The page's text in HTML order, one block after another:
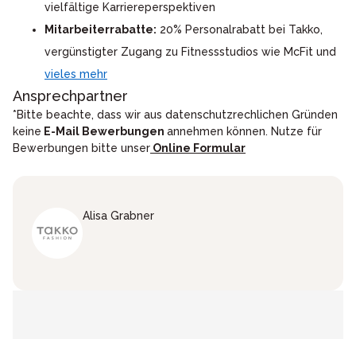
vielfältige Karriereperspektiven
Mitarbeiterrabatte: 20% Personalrabatt bei Takko,
vergünstigter Zugang zu Fitnessstudios wie McFit und
vieles mehr
Ansprechpartner
*Bitte beachte, dass wir aus datenschutzrechlichen Gründen
keine E-Mail Bewerbungen annehmen können. Nutze für
Bewerbungen bitte unser Online Formular
Alisa Grabner